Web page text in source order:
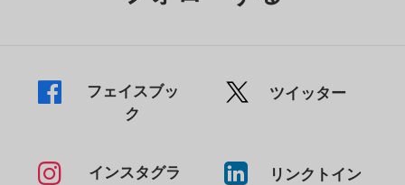
フェイスブッ
ク
ツイッター
インスタグラ
リンクトイン